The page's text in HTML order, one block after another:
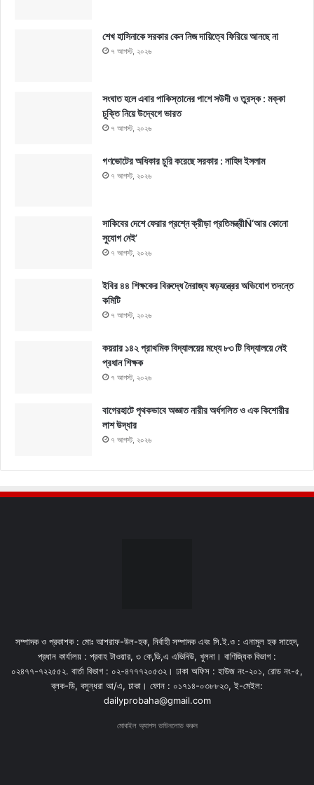
শেখ হাসিনাকে সরকার কেন নিজ দায়িত্বে ফিরিয়ে আনছে না
৭ আগস্ট, ২০২৬
সংঘাত হলে এবার পাকিস্তানের পাশে সউদী ও তুরস্ক : মক্কা
চুক্তি নিয়ে উদ্বেগে ভারত
৭ আগস্ট, ২০২৬
গণভোটের অধিকার চুরি করেছে সরকার : নাহিদ ইসলাম
৭ আগস্ট, ২০২৬
সাকিবের দেশে ফেরার প্রশ্নে ক্রীড়া প্রতিমন্ত্রীÑ‘আর কোনো
সুযোগ নেই’
৭ আগস্ট, ২০২৬
ইবির ৪৪ শিক্ষকের বিরুদ্ধে নৈরাজ্য ষড়যন্ত্রের অভিযোগ তদন্তে
কমিটি
৭ আগস্ট, ২০২৬
কয়রার ১৪২ প্রাথমিক বিদ্যালয়ের মধ্যে ৮৩ টি বিদ্যালয়ে নেই
প্রধান শিক্ষক
৭ আগস্ট, ২০২৬
বাগেরহাটে পৃথকভাবে অজ্ঞাত নারীর অর্ধগলিত ও এক কিশোরীর
লাশ উদ্ধার
৭ আগস্ট, ২০২৬
সম্পাদক ও প্রকাশক : মোঃ আশরাফ-উল-হক, নির্বাহী সম্পাদক এবং সি.ই.ও : এনামুল হক সাহেদ,
প্রধান কার্যালয় : প্রবাহ টাওয়ার, ৩ কে,ডি,এ এভিনিউ, খুলনা। বাণিজ্যিক বিভাগ :
০২৪৭৭-৭২২৫৫২. বার্তা বিভাগ : ০২-৪৭৭৭২০৫৩২। ঢাকা অফিস : হাউজ নং-২০১, রোড নং-৫,
ব্লক-ডি, বসুন্ধরা আ/এ, ঢাকা। ফোন : ০১৭১৪-০৩৮৮২৩, ই-মেইল:
dailyprobaha@gmail.com
মোবাইল অ্যাপস ডাউনলোড করুন